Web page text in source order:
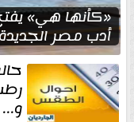
«كأنها هي»
أدب مصر
و...